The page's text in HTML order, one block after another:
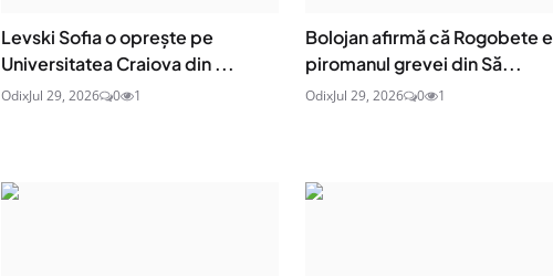
Levski Sofia o oprește pe
Universitatea Craiova din ...
OdixJul 29, 2026 0 1
Bolojan afirmă că Rogobete e
piromanul grevei din Să...
OdixJul 29, 2026 0 1